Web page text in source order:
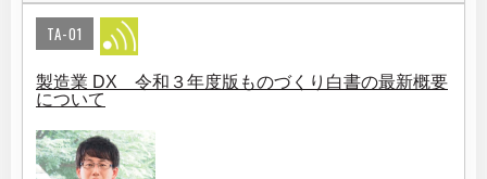
TA-01
製造業 DX 令和３年度版ものづくり白書の最新概要
について